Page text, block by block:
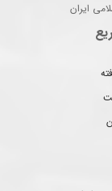
ایران